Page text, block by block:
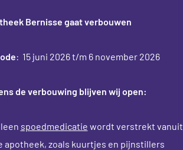
Bernisse gaat verbouwen
: 15 juni 2026 t/m 6 november 2026
de verbouwing blijven wij open:
spoedmedicatie wordt verstrekt vanuit
apotheek, zoals kuurtjes en pijnstillers